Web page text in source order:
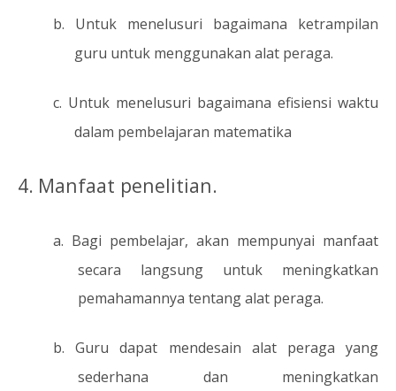
b.
Untuk menelusuri bagaimana ketrampilan
guru untuk menggunakan alat peraga.
c. Untuk menelusuri bagaimana efisiensi waktu
dalam pembelajaran matematika
4. Manfaat penelitian.
a. Bagi pembelajar, akan mempunyai manfaat
secara langsung untuk meningkatkan
pemahamannya tentang alat peraga.
b. Guru dapat mendesain alat peraga yang
sederhana dan meningkatkan